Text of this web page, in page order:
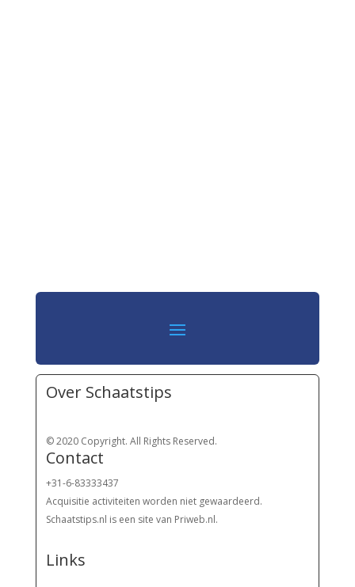
Over Schaatstips
© 2020 Copyright. All Rights Reserved.
Contact
+31-6-83333437
Acquisitie activiteiten worden niet gewaardeerd.
Schaatstips.nl is een site van Priweb.nl.
Links